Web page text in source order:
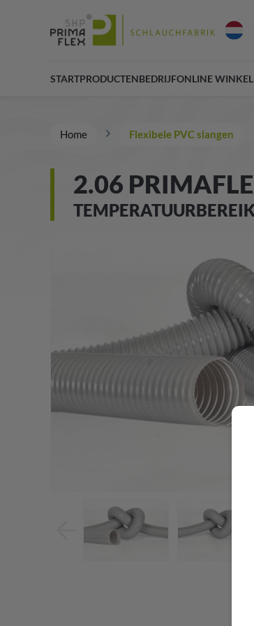
STARTPRODUCTENBEDRIJFONLINE WINKEL
Home Flexibele PVC slangen
2.06